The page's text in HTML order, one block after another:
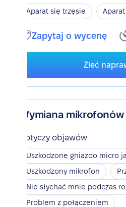
Aparat się trzęsie
Zapytaj o wycenę
Zleć
Wymiana mikrofonów
Dotyczy objawów
Uszkodzone gniazdo micro
Uszkodzony mikrofon
Nie słychać mnie podczas
Problem z połączeniem